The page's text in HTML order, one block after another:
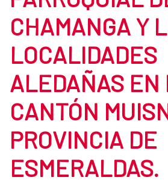
CHAMANGA Y
LOCALIDADES
ALEDAÑAS EN
CANTÓN
PROVINCIA DE
ESMERALDAS.